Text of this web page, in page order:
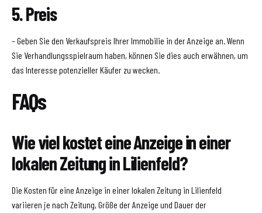
5. Preis
– Geben Sie den Verkaufspreis Ihrer Immobilie in der Anzeige an. Wenn
Sie Verhandlungsspielraum haben, können Sie dies auch erwähnen, um
das Interesse potenzieller Käufer zu wecken.
FAQs
Wie viel kostet eine Anzeige in einer
lokalen Zeitung in Lilienfeld?
Die Kosten für eine Anzeige in einer lokalen Zeitung in Lilienfeld
variieren je nach Zeitung, Größe der Anzeige und Dauer der